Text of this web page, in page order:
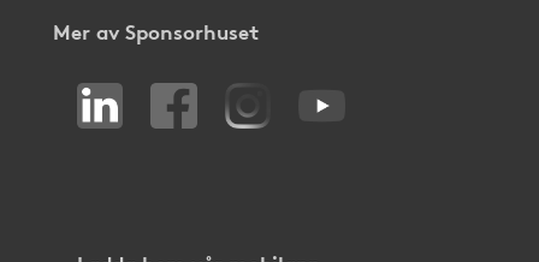
Mer av Sponsorhuset